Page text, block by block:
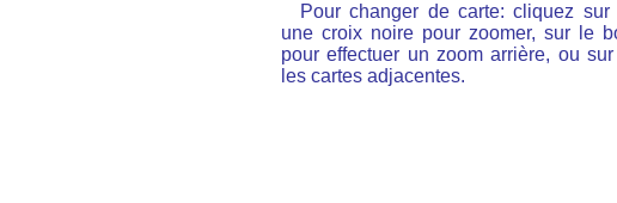
Pour changer de carte: cliquez
une croix noire pour zoomer, sur le
pour effectuer un zoom arrière, ou
les cartes adjacentes.